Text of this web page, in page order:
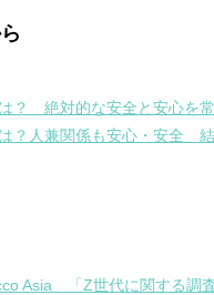
？ 絶対的な安全と安心を常
？人兼関係も安心・安全
Asia 「Z世代に関する調